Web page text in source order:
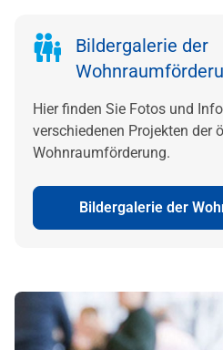
Bildergalerie der
Hier finden Sie Fotos und
verschiedenen Projekten der
Wohnraumförderung.
Bildergalerie der